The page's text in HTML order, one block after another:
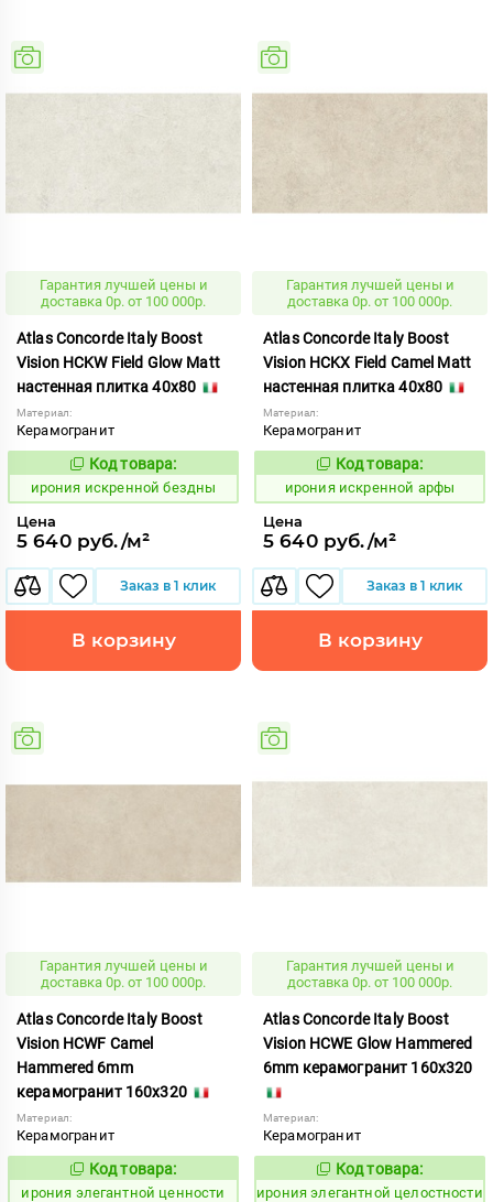
Гарантия лучшей цены и
доставка 0р. от 100 000р.
Atlas Concorde Italy Boost
Vision HCKW Field Glow Matt
настенная плитка 40x80
Материал:
Керамогранит
1098252
Код товара:
ирония искренной бездны
Цена
5 640 руб./м²
Заказ в 1 клик
В корзину
Гарантия лучшей цены и
доставка 0р. от 100 000р.
Atlas Concorde Italy Boost
Vision HCKX Field Camel Matt
настенная плитка 40x80
Материал:
Керамогранит
1098251
Код товара:
ирония искренной арфы
Цена
5 640 руб./м²
Заказ в 1 клик
В корзину
Гарантия лучшей цены и
доставка 0р. от 100 000р.
Atlas Concorde Italy Boost
Vision HCWF Camel
Hammered 6mm
керамогранит 160x320
Материал:
Керамогранит
1098242
Код товара:
ирония элегантной ценности
Гарантия лучшей цены и
доставка 0р. от 100 000р.
Atlas Concorde Italy Boost
Vision HCWE Glow Hammered
6mm керамогранит 160x320
Материал:
Керамогранит
1098243
Код товара:
ирония элегантной целостности